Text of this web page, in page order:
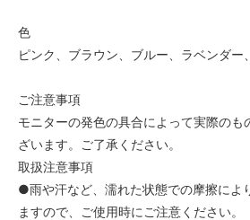
色
ピンク、ブラウン、ブルー、ラベンダー
ご注意事項
モニターの発色の具合によって実際のも
ざいます。ご了承ください。
取扱注意事項
●雨や汗など、濡れた状態での摩擦によ
ますので、ご使用時にご注意ください。